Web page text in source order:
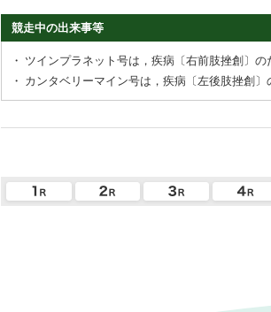
競走中の出来事等
・ ツインプラネット号は，疾病〔右前肢挫創〕の
・ カンタベリーマイン号は，疾病〔左後肢挫創〕